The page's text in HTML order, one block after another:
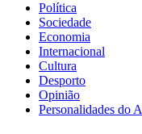
Política
Sociedade
Economia
Internacional
Cultura
Desporto
Opinião
Personalidades do